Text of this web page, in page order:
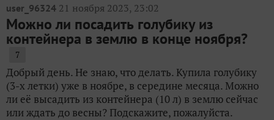
user_96324 21 ноября 2023, 23:02
Можно ли посадить голубику из
контейнера в землю в конце ноября?
7
Добрый день. Не знаю, что делать. Купила голубику
(3-х летки) уже в ноябре, в середине месяца. Можно
ли её высадить из контейнера (10 л) в землю сейчас
или ждать до весны? Подскажите, пожалуйста.